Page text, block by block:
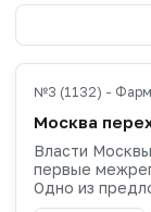
№3 (1132) -
Москва
Власти
первые
Одно из